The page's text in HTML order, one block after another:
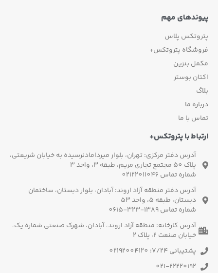
پیوندهای مهم
پتروتکس پلاس
فروشگاه پتروتکس+
مکمل بنزین
اکتان بوستر
بلاگ
درباره ما
تماس با ما
ارتباط با پتروتکس+
آدرس دفتر مرکزی: تهران، بلوار میردامادنرسیده به خیابان شریعتی،
پلاک 50 مجتمع تجاری مریم، طبقه 3، واحد 3
شماره تماس 02122011046
آدرس دفتر منطقه آزاد اروند: آبادان، بلوار دبستان، ساختمان
دبستان، طبقه 5، واحد 53
شماره تماس 1389-323-0615
آدرس کارخانه: منطقه آزاد اروند، آبادان، شهرک صنعتی شماره یک،
خیابان صنعت 2، پلاک 2
پشتیبانی 7/24: 02192004120
021-22220192